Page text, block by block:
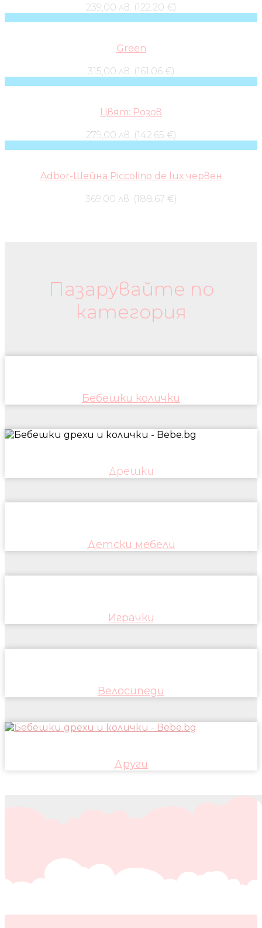
239,00 лв. (122.20 €)
Green
315,00 лв. (161.06 €)
Цвят: Розов
279,00 лв. (142.65 €)
Adbor-Шейна Piccolino de lux:червен
369,00 лв. (188.67 €)
Пазарувайте по
категория
Бебешки колички
Дрешки
Детски мебели
Играчки
Велосипеди
Други